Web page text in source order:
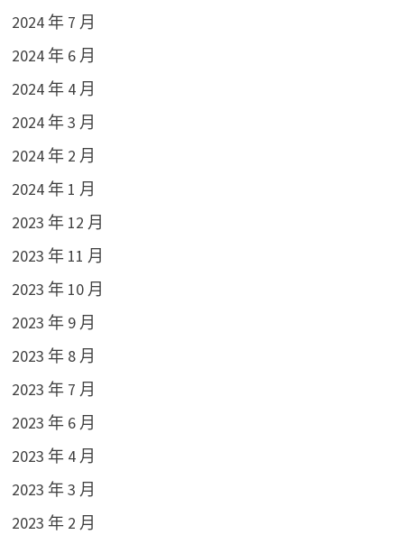
2024 年 7 月
2024 年 6 月
2024 年 4 月
2024 年 3 月
2024 年 2 月
2024 年 1 月
2023 年 12 月
2023 年 11 月
2023 年 10 月
2023 年 9 月
2023 年 8 月
2023 年 7 月
2023 年 6 月
2023 年 4 月
2023 年 3 月
2023 年 2 月